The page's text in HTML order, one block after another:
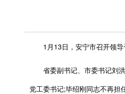
1月13日，安宁市召开领导
省委副书记、市委书记刘洪
党工委书记;毕绍刚同志不再担